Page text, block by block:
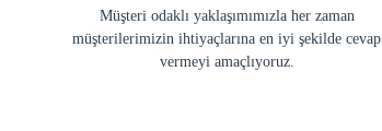
Müşteri odaklı yaklaşımımızla her zaman
müşterilerimizin ihtiyaçlarına en iyi şekilde cevap
vermeyi amaçlıyoruz.